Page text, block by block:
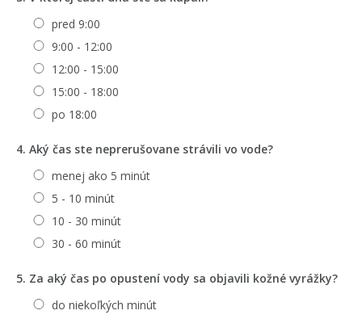
pred 9:00
9:00 - 12:00
12:00 - 15:00
15:00 - 18:00
po 18:00
4. Aký čas ste neprerušovane strávili vo vode?
menej ako 5 minút
5 - 10 minút
10 - 30 minút
30 - 60 minút
5. Za aký čas po opustení vody sa objavili kožné vyrážky?
do niekoľkých minút